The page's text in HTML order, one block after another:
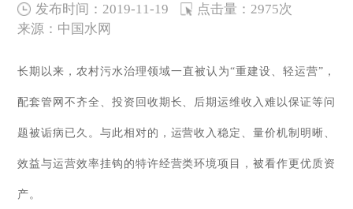
发布时间：2019-11-19
点击量：2975次
来源：中国水网
长期以来，农村污水治理领域一直被认为“重建设、轻运营”，
配套管网不齐全、投资回收期长、后期运维收入难以保证等问
题被诟病已久。与此相对的，运营收入稳定、量价机制明晰、
效益与运营效率挂钩的特许经营类环境项目，被看作更优质资
产。